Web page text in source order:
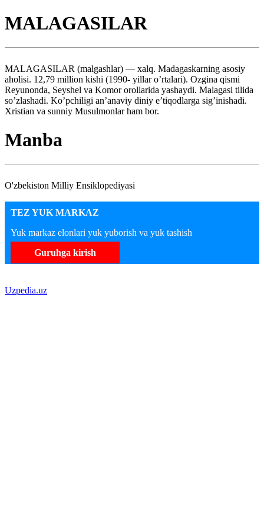
MALAGASILAR
MALAGASILAR (malgashlar) — xalq. Madagaskarning asosiy
aholisi. 12,79 million kishi (1990- yillar o’rtalari). Ozgina qismi
Reyunonda, Seyshel va Komor orollarida yashaydi. Malagasi tilida
so’zlashadi. Ko’pchiligi an’anaviy diniy e’tiqodlarga sig’inishadi.
Xristian va sunniy Musulmonlar ham bor.
Manba
O'zbekiston Milliy Ensiklopediyasi
TEZ YUK MARKAZ
Yuk markaz elonlari yuk yuborish va yuk tashish
Guruhga kirish
Uzpedia.uz